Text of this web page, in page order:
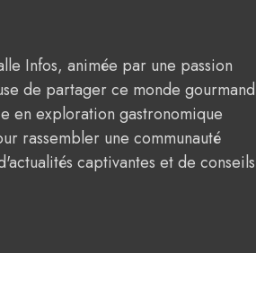
Infos, animée par une passion
de partager ce monde gourmand
en exploration gastronomique
rassembler une communauté
captivantes et de conseils